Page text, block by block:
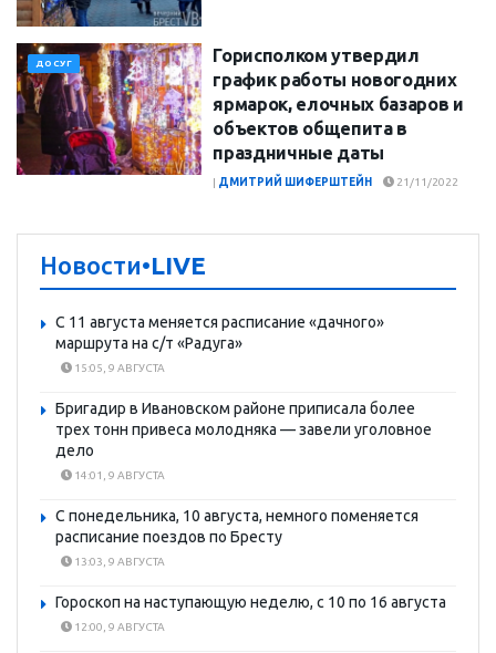
ДОСУГ
Горисполком утвердил
график работы новогодних
ярмарок, елочных базаров и
объектов общепита в
праздничные даты
| ДМИТРИЙ ШИФЕРШТЕЙН 21/11/2022
Новости•LIVE
С 11 августа меняется расписание «дачного»
маршрута на с/т «Радуга»
15:05, 9 АВГУСТА
Бригадир в Ивановском районе приписала более
трех тонн привеса молодняка — завели уголовное
дело
14:01, 9 АВГУСТА
С понедельника, 10 августа, немного поменяется
расписание поездов по Бресту
13:03, 9 АВГУСТА
Гороскоп на наступающую неделю, с 10 по 16 августа
12:00, 9 АВГУСТА